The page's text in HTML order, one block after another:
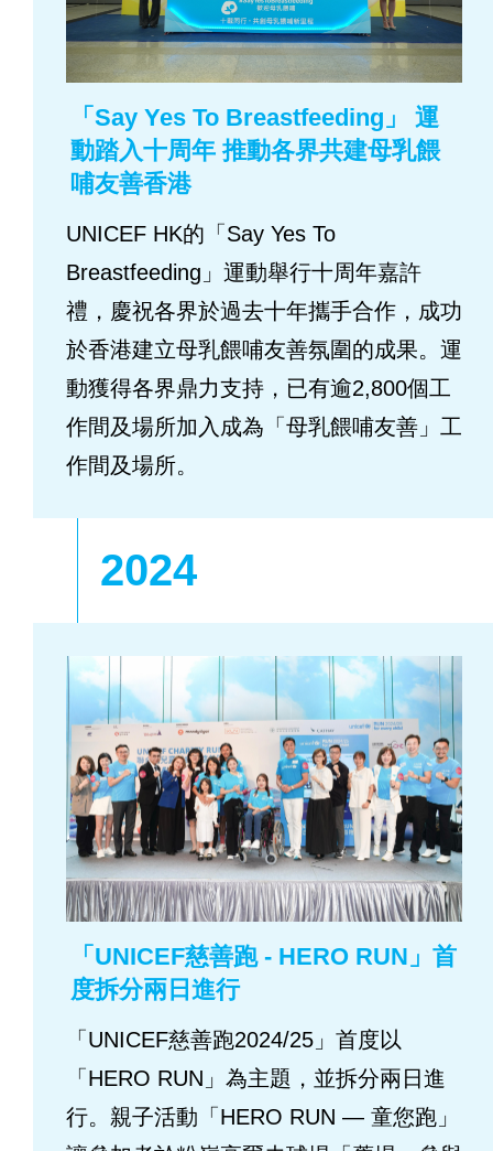
「Say Yes To Breastfeeding」 運
動踏入十周年 推動各界共建母乳餵
哺友善香港
UNICEF HK的「Say Yes To
Breastfeeding」運動舉行十周年嘉許
禮，慶祝各界於過去十年攜手合作，成功
於香港建立母乳餵哺友善氛圍的成果。運
動獲得各界鼎力支持，已有逾2,800個工
作間及場所加入成為「母乳餵哺友善」工
作間及場所。
2024
「UNICEF慈善跑 - HERO RUN」首
度拆分兩日進行
「UNICEF慈善跑2024/25」首度以
「HERO RUN」為主題，並拆分兩日進
行。親子活動「HERO RUN — 童您跑」